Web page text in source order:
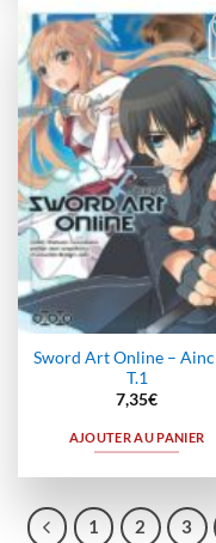
Sword Art Online –
T.1
7,35€
AJOUTER AU PANIER
1 2 3